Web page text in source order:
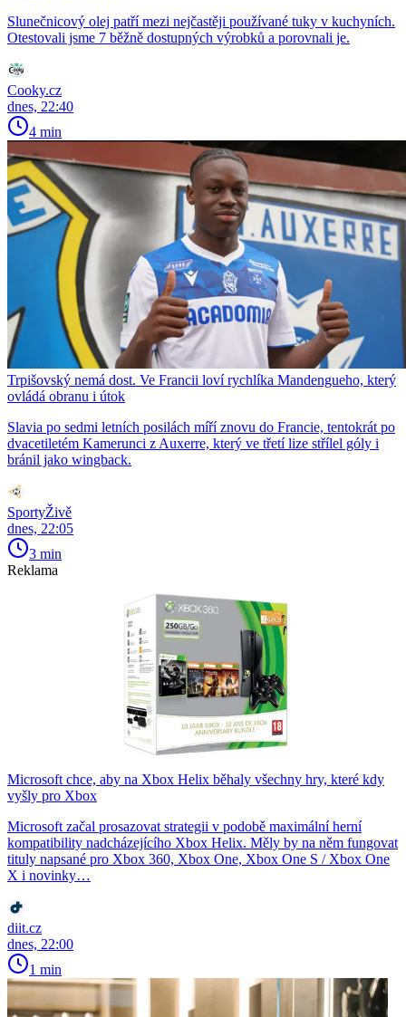
Slunečnicový olej patří mezi nejčastěji používané tuky v kuchyních.
Otestovali jsme 7 běžně dostupných výrobků a porovnali je.
Cooky.cz
dnes, 22:40
4 min
Trpišovský nemá dost. Ve Francii loví rychlíka Mandengueho, který
ovládá obranu i útok
Slavia po sedmi letních posilách míří znovu do Francie, tentokrát po
dvacetiletém Kamerunci z Auxerre, který ve třetí lize střílel góly i
bránil jako wingback.
SportyŽivě
dnes, 22:05
3 min
Reklama
Microsoft chce, aby na Xbox Helix běhaly všechny hry, které kdy
vyšly pro Xbox
Microsoft začal prosazovat strategii v podobě maximální herní
kompatibility nadcházejícího Xbox Helix. Měly by na něm fungovat
tituly napsané pro Xbox 360, Xbox One, Xbox One S / Xbox One
X i novinky…
diit.cz
dnes, 22:00
1 min